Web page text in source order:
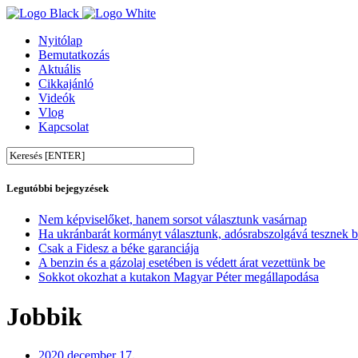
Nyitólap
Bemutatkozás
Aktuális
Cikkajánló
Videók
Vlog
Kapcsolat
Legutóbbi bejegyzések
Nem képviselőket, hanem sorsot választunk vasárnap
Ha ukránbarát kormányt választunk, adósrabszolgává tesznek
Csak a Fidesz a béke garanciája
A benzin és a gázolaj esetében is védett árat vezettünk be
Sokkot okozhat a kutakon Magyar Péter megállapodása
Jobbik